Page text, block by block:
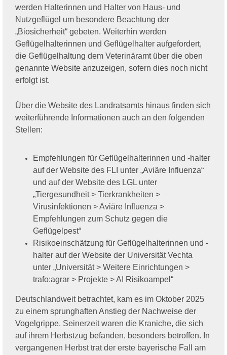
werden Halterinnen und Halter von Haus- und
Nutzgeflügel um besondere Beachtung der
„Biosicherheit“ gebeten. Weiterhin werden
Geflügelhalterinnen und Geflügelhalter aufgefordert,
die Geflügelhaltung dem Veterinäramt über die oben
genannte Website anzuzeigen, sofern dies noch nicht
erfolgt ist.
Über die Website des Landratsamts hinaus finden sich
weiterführende Informationen auch an den folgenden
Stellen:
Empfehlungen für Geflügelhalterinnen und -halter
auf der Website des FLI unter „Aviäre Influenza“
und auf der Website des LGL unter
„Tiergesundheit > Tierkrankheiten >
Virusinfektionen > Aviäre Influenza >
Empfehlungen zum Schutz gegen die
Geflügelpest“
Risikoeinschätzung für Geflügelhalterinnen und -
halter auf der Website der Universität Vechta
unter „Universität > Weitere Einrichtungen >
trafo:agrar > Projekte > AI Risikoampel“
Deutschlandweit betrachtet, kam es im Oktober 2025
zu einem sprunghaften Anstieg der Nachweise der
Vogelgrippe. Seinerzeit waren die Kraniche, die sich
auf ihrem Herbstzug befanden, besonders betroffen. In
vergangenen Herbst trat der erste bayerische Fall am